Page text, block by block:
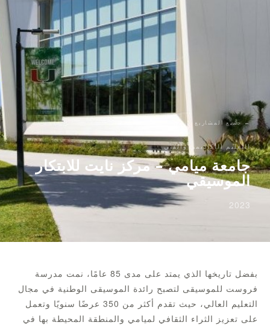
← جميع المشاريع
التعليم الأكاديمي والفني
جامعة ميامي – مركز نايت للابتكار
الموسيقي
2023
بفضل تاريخها الذي يمتد على مدى 85 عامًا، نمت مدرسة
فروست للموسيقى لتصبح رائدة الموسيقى الوطنية في مجال
التعليم العالي، حيث تقدم أكثر من 350 عرضًا سنويًا وتعمل
على تعزيز الثراء الثقافي لميامي والمنطقة المحيطة بها في